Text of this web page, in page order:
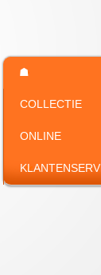
☗
COLLECTIE
ONLINE